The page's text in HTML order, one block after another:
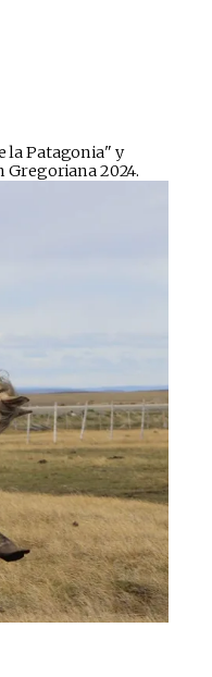
la Patagonia" y
Gregoriana 2024.